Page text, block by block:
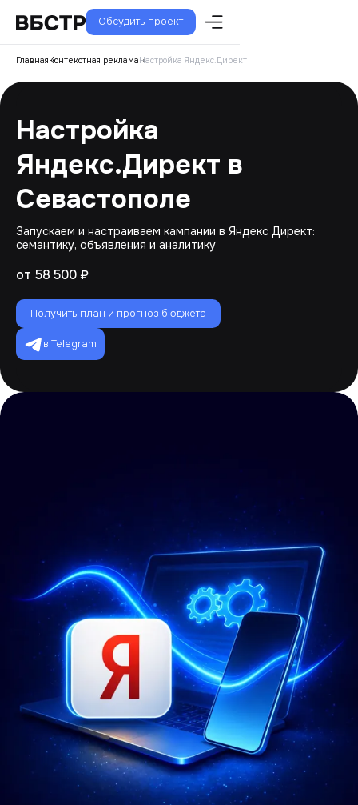
Обсудить проект
ГлавнаяКонтекстная рекламаНастройка Яндекс.Директ
Настройка
Яндекс.Директ в
Севастополе
Запускаем и настраиваем кампании в Яндекс Директ:
семантику, объявления и аналитику
от 58 500 ₽
Получить план и прогноз бюджета
в Telegram